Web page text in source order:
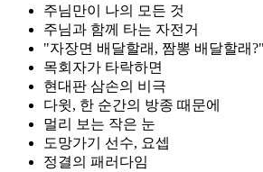
주님만이 나의 모든 것
주님과 함께 타는 자전거
"자장면 배달할래, 짬뽕 배달할래?"
목회자가 타락하면
현대판 삼손의 비극
다윗, 한 순간의 방종 때문에
멀리 보는 작은 눈
도망가기 선수, 요셉
정결의 패러다임